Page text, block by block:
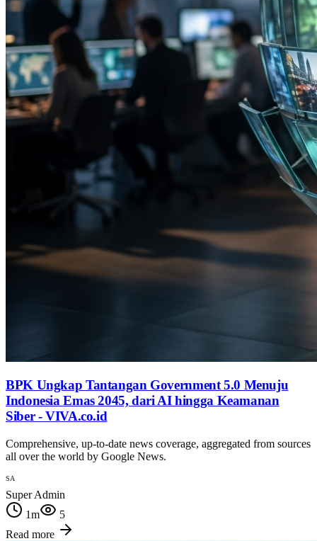
BPK Ungkap Tantangan Government 5.0 Menuju
Indonesia Emas 2045, dari AI hingga Keamanan
Siber - VIVA.co.id
Comprehensive, up-to-date news coverage, aggregated from sources
all over the world by Google News.
SA
Super Admin
1m
5
Read more